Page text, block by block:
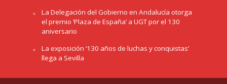
La Delegación del Gobierno en Andalucía otorga
el premio ‘Plaza de España’ a UGT por el 130
aniversario
La exposición ‘130 años de luchas y conquistas’
llega a Sevilla